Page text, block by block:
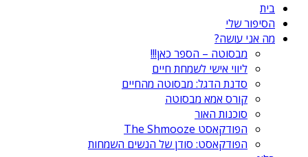
בית
הסיפור שלי
מה אני עושה?
מבסוטה – הספר כאן!!!
ליווי אישי לשמחת חיים
סדנת הדגל: מבסוטה מהחיים
קורס אמא מבסוטה
סוכנות האור
הפודקאסט The Shmooze
הפודקאסט: סודן של הנשים השמחות